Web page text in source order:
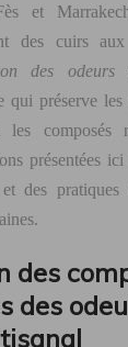
et
des cuirs
des odeurs
qui préserve
composés
présentées
des pratiques
des
des